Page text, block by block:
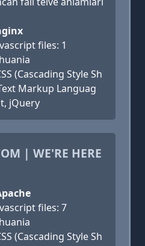
files: 1
(Cascading Style Sh
Markup Languag
jQuery
| WE'RE HERE
files: 7
(Cascading Style Sh